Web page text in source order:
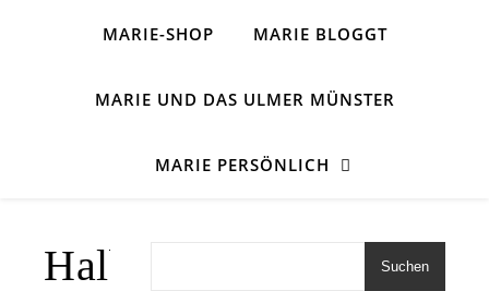
MARIE-SHOP MARIE BLOGGT
MARIE UND DAS ULMER MÜNSTER
MARIE PERSÖNLICH
Halbhoch Suchen